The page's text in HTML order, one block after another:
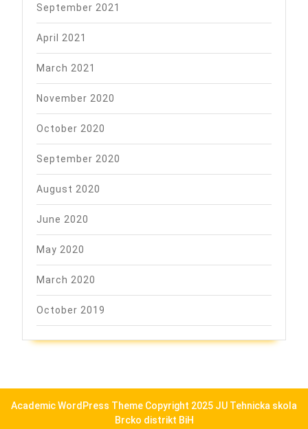
September 2021
April 2021
March 2021
November 2020
October 2020
September 2020
August 2020
June 2020
May 2020
March 2020
October 2019
Academic WordPress Theme Copyright 2025 JU Tehnicka skola
Brcko distrikt BiH